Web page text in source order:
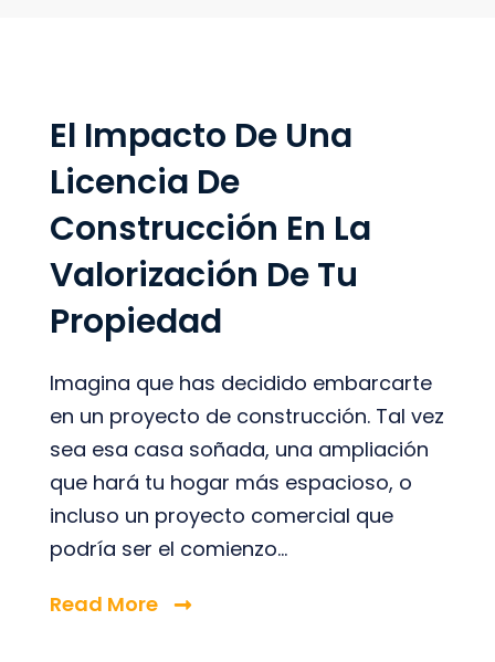
El Impacto De Una
Licencia De
Construcción En La
Valorización De Tu
Propiedad
Imagina que has decidido embarcarte
en un proyecto de construcción. Tal vez
sea esa casa soñada, una ampliación
que hará tu hogar más espacioso, o
incluso un proyecto comercial que
podría ser el comienzo...
Read More